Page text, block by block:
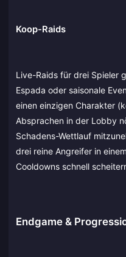
Koop-Raids
Live-Raids für drei Spieler
Espada oder saisonale
einen einzigen Charakter
Absprachen in der Lobby
Schadens-Wettlauf
drei reine Angreifer in
Cooldowns schnell
Endgame &